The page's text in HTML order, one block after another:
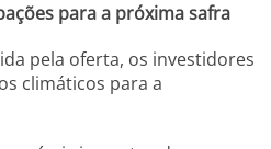
para a próxima safra
pela oferta, os investidores
climáticos para a